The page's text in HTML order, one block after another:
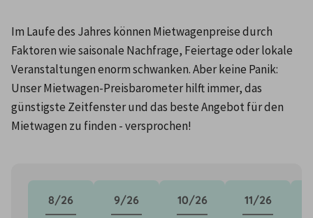
Im Laufe des Jahres können Mietwagenpreise durch
Faktoren wie saisonale Nachfrage, Feiertage oder lokale
Veranstaltungen enorm schwanken. Aber keine Panik:
Unser Mietwagen-Preisbarometer hilft immer, das
günstigste Zeitfenster und das beste Angebot für den
Mietwagen zu finden - versprochen!
8/26 9/26 10/26 11/26